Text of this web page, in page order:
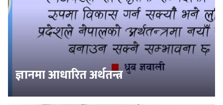
ज्ञानमा आधारित अर्थतन्त्र